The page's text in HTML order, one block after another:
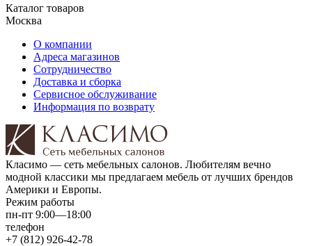
Каталог товаров
Москва
О компании
Адреса магазинов
Сотрудничество
Доставка и сборка
Сервисное обслуживание
Информация по возврату
Класимо — cеть мебельных салонов. Любителям вечно
модной классики мы предлагаем мебель от лучших брендов
Америки и Европы.
Режим работы
пн-пт 9:00—18:00
телефон
+7 (812) 926-42-78